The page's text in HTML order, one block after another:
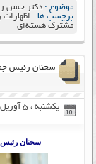
موضوع :دکتر حسن
برچسب ها :
مشترک هسته‌ای
سخنان رئیس
یکشنبه ، 5 آوریل 2015
سخنان رئیس